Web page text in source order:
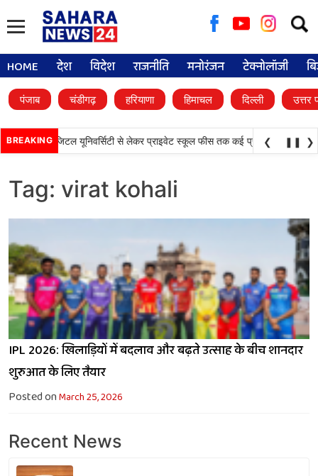
for:
HOME देश विदेश राजनीति मनोरंजन टेक्नोलॉजी
पंजाब चंडीगढ़ हरियाणा हिमाचल दिल्ली उत्तर
BREAKING
फैसले, डिजिटल यूनिवर्सिटी से लेकर प्राइवेट स्कूल फीस तक कई प्रस्तावों को मंजूरी
❮ ❚❚ ❯
Tag: virat kohali
IPL 2026: खिलाड़ियों में बदलाव और बढ़ते उत्साह के बीच शानदार
शुरुआत के लिए तैयार
Posted onMarch 25, 2026
Recent News